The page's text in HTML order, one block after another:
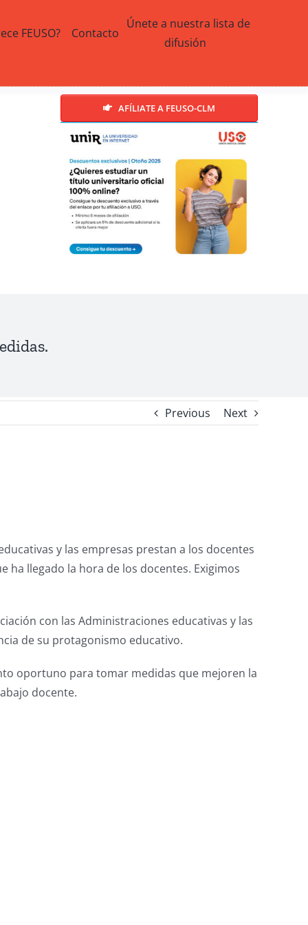
FEUSO? Contacto
Únete a nuestra lista de
difusión
AFÍLIATE A FEUSO-CLM
Previous Next
y las empresas prestan a los docentes
ha llegado la hora de los docentes. Exigimos
con las Administraciones educativas y las
de su protagonismo educativo.
oportuno para tomar medidas que mejoren la
docente.